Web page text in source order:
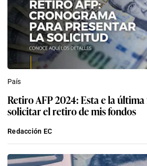
País
Retiro AFP 2024: Esta e la
solicitar el retiro de mis fondos
Redacción EC